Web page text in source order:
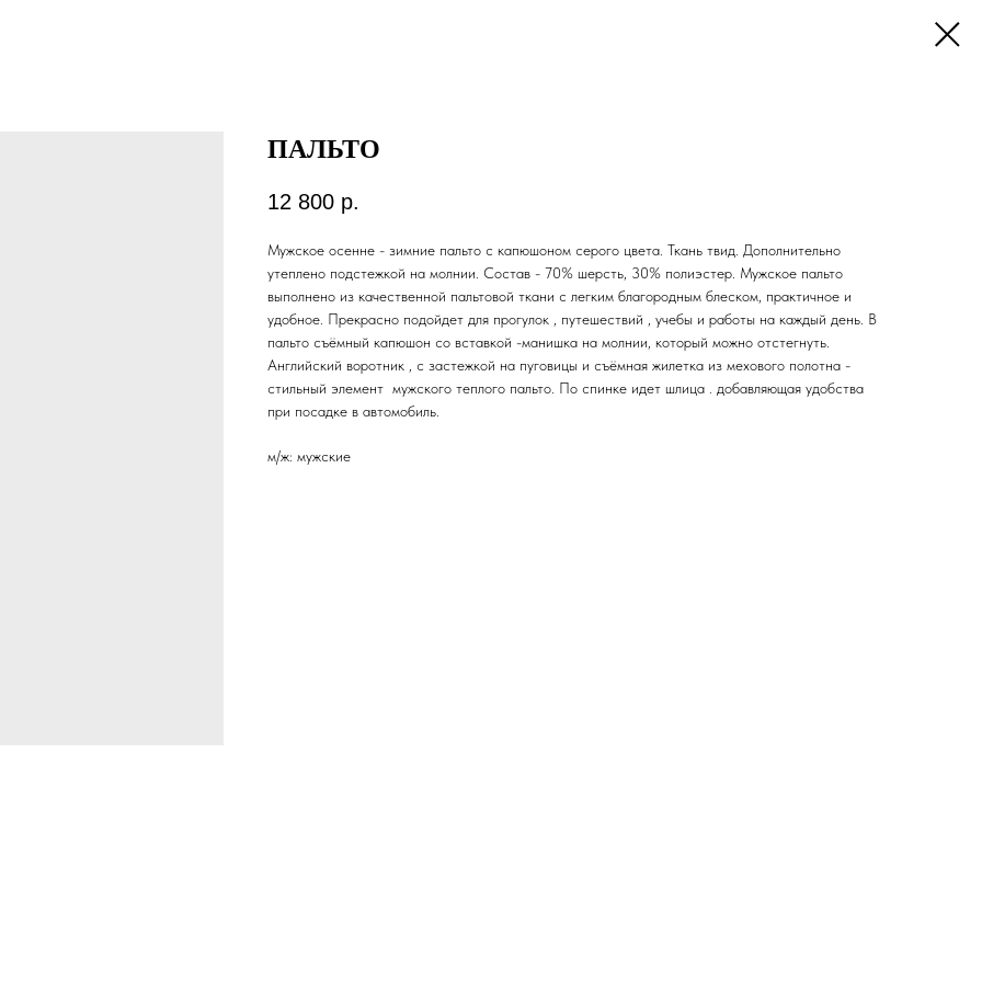
ПАЛЬТО
12 800 р.
Мужское осенне - зимние пальто с капюшоном серого цвета. Ткань твид. Дополнительно
утеплено подстежкой на молнии. Состав - 70% шерсть, 30% полиэстер. Мужское пальто
выполнено из качественной пальтовой ткани с легким благородным блеском, практичное и
удобное. Прекрасно подойдет для прогулок , путешествий , учебы и работы на каждый день. В
пальто съёмный капюшон со вставкой -манишка на молнии, который можно отстегнуть.
Английский воротник , с застежкой на пуговицы и съёмная жилетка из мехового полотна -
стильный элемент мужского теплого пальто. По спинке идет шлица . добавляющая удобства
при посадке в автомобиль.
м/ж: мужские